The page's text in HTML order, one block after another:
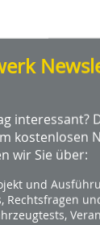
der
erlangte.
um
der
weiteren
bereits
interessant?
kostenlosen
wir Sie über:
und
Rechtsfragen